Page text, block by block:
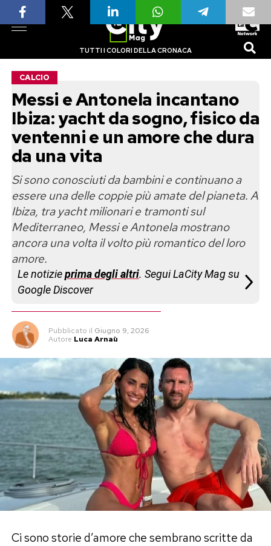
TUTTI I COLORI DELLA CRONACA
CALCIO
Messi e Antonela incantano
Ibiza: yacht da sogno, fisico da
ventenni e un amore che dura
da una vita
Si sono conosciuti da bambini e continuano a
essere una delle coppie più amate del pianeta. A
Ibiza, tra yacht milionari e tramonti sul
Mediterraneo, Messi e Antonela mostrano
ancora una volta il volto più romantico del loro
amore.
Le notizieprima degli altri. Segui LaCity Mag su
Google Discover
Pubblicato il Giugno 9, 2026
Autore Luca Arnaù
Ci sono storie d’amore che sembrano scritte da